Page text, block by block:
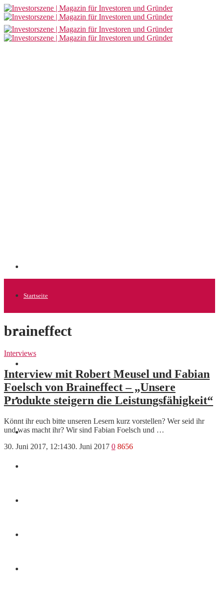
Startseite
Allgemein
News
Finanzen
braineffect
Interviews
Interview mit Robert Meusel und Fabian
Foelsch von Braineffect – „Unsere
Produkte steigern die Leistungsfähigkeit“
Könnt ihr euch bitte unseren Lesern kurz vorstellen? Wer seid ihr
und was macht ihr? Wir sind Fabian Foelsch und …
30. Juni 2017, 12:1430. Juni 2017 0 8656